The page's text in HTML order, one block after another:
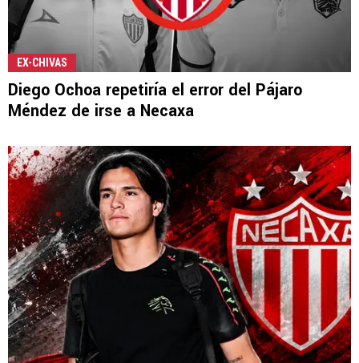
EX-CHIVAS
Diego Ochoa repetiría el error del Pájaro
Méndez de irse a Necaxa